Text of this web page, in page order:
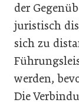
der
juristisch
sich zu
werden,
Die